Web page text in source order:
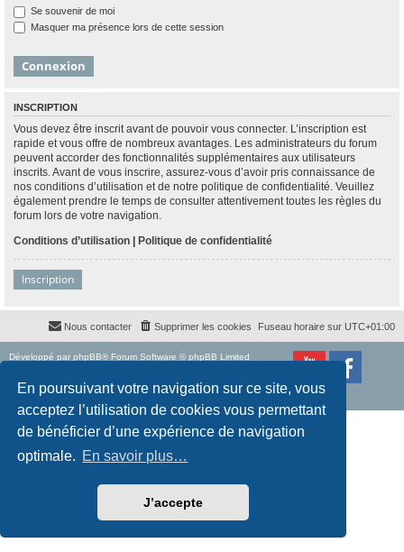
En poursuivant votre navigation sur ce site, vous
acceptez l’utilisation de cookies vous permettant
de bénéficier d’une expérience de navigation
optimale. En savoir plus…
J’accepte
Se souvenir de moi
Masquer ma présence lors de cette session
INSCRIPTION
Vous devez être inscrit avant de pouvoir vous connecter. L’inscription est
rapide et vous offre de nombreux avantages. Les administrateurs du forum
peuvent accorder des fonctionnalités supplémentaires aux utilisateurs
inscrits. Avant de vous inscrire, assurez-vous d’avoir pris connaissance de
nos conditions d’utilisation et de notre politique de confidentialité. Veuillez
également prendre le temps de consulter attentivement toutes les règles du
forum lors de votre navigation.
Conditions d’utilisation | Politique de confidentialité
Inscription
Fuseau horaire sur UTC+01:00
Supprimer les cookies
Nous contacter
Développé par phpBB® Forum Software © phpBB Limited
Style
par © Mazeltof
2017
Confidentialité|Conditions